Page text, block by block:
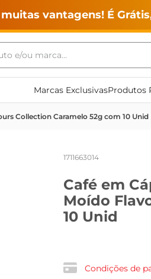
vantagens! É
e/ou marca...
Marcas ExclusivasProdutos
Collection Caramelo 52g com 10 Unid
1711663014
Café em
Moído
10 Unid
Condições de